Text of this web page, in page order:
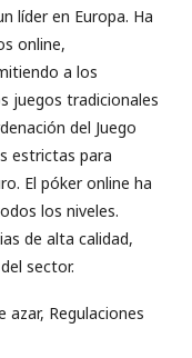
líder en Europa. Ha
online,
a los
juegos tradicionales
del Juego
estrictas para
El póker online ha
los niveles.
de alta calidad,
sector.
azar, Regulaciones